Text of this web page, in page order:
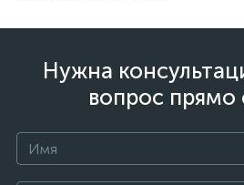
Нужна
вопрос прямо